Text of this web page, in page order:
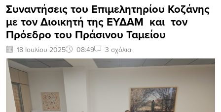
Συναντήσεις του Επιμελητηρίου Κοζάνης
με τον Διοικητή της ΕΥΔΑΜ και τον
Πρόεδρο του Πράσινου Ταμείου
18 Ιουλίου 2025 08:49 3 σχόλια